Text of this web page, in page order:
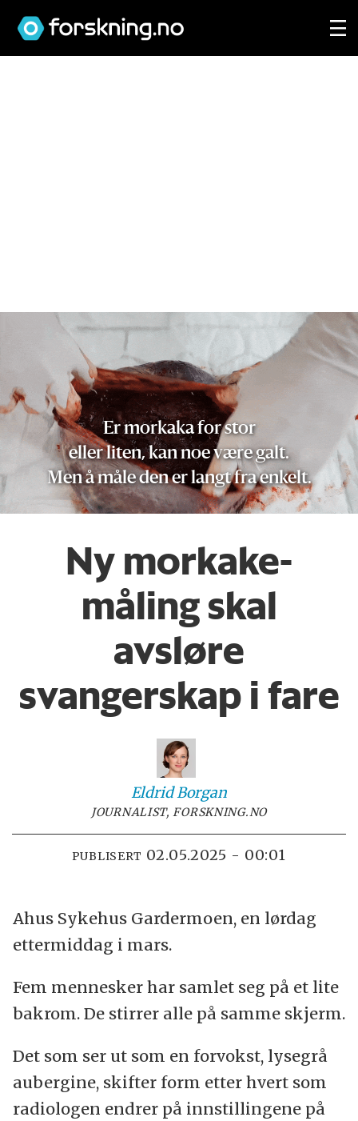
Er morkaka for stor
eller liten, kan noe være galt.
Men å måle den er langt fra enkelt.
Ny morkake-
måling skal
avsløre
svangerskap i fare
EldridBorgan
JOURNALIST, FORSKNING.NO
PUBLISERT 02.05.2025 - 00:01
Ahus Sykehus Gardermoen, en lørdag
ettermiddag i mars.
Fem mennesker har samlet seg på et lite
bakrom. De stirrer alle på samme skjerm.
Det som ser ut som en forvokst, lysegrå
aubergine, skifter form etter hvert som
radiologen endrer på innstillingene på